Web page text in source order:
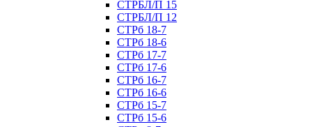
СТРБЛ/П 15
СТРБЛ/П 12
СТРб 18-7
СТРб 18-6
СТРб 17-7
СТРб 17-6
СТРб 16-7
СТРб 16-6
СТРб 15-7
СТРб 15-6